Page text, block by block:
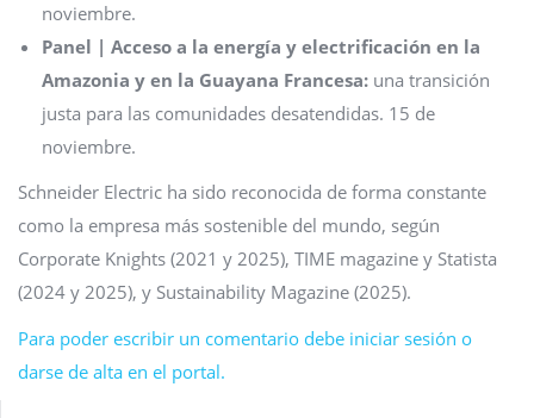
noviembre.
Panel | Acceso a la energía y electrificación en la
Amazonia y en la Guayana Francesa: una transición
justa para las comunidades desatendidas. 15 de
noviembre.
Schneider Electric ha sido reconocida de forma constante
como la empresa más sostenible del mundo, según
Corporate Knights (2021 y 2025), TIME magazine y Statista
(2024 y 2025), y Sustainability Magazine (2025).
Para poder escribir un comentario debe iniciar sesión o
darse de alta en el portal.